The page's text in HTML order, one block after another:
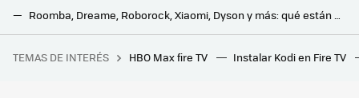
Roomba, Dreame, Roborock, Xiaomi, Dyson y más: qué están haciendo las mejores marcas de robots aspiradores
Así son los dos nuevos robots de limpieza presentados por Xiaomi que llegan cargados de tecnología para competir en la gama alta
Si la pregunta es cuánto dinero existe en el mundo por persona, este revelador gráfico tiene la respuesta
TEMAS DE INTERÉS HBO Max fire TV Instalar Kodi en Fire TV